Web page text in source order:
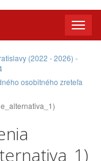
Toggle
(2022 - 2026) -
osobitného zreteľa